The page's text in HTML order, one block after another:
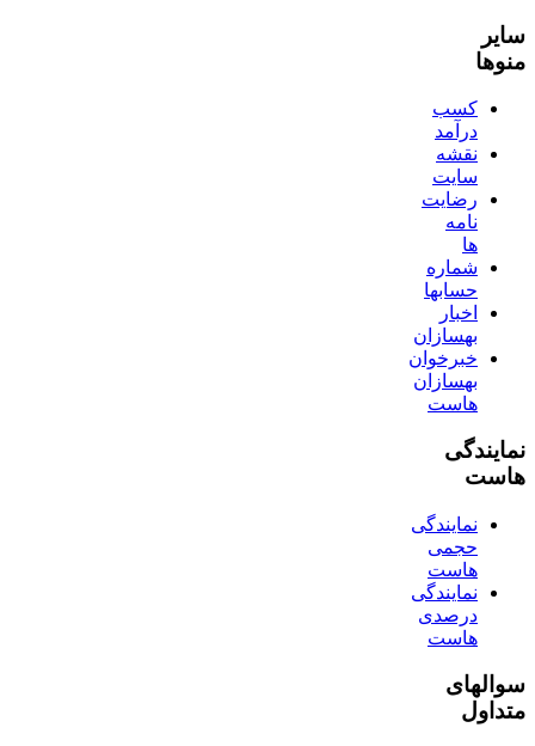
سایر
منوها
کسب
درآمد
نقشه
سایت
رضایت
نامه
ها
شماره
حسابها
اخبار
بهسازان
خبرخوان
بهسازان
هاست
نمایندگی
هاست
نمایندگی
حجمی
هاست
نمایندگی
درصدی
هاست
سوالهای
متداول